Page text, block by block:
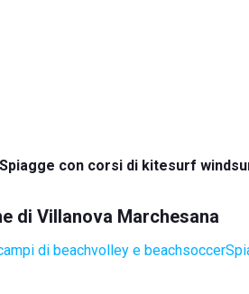
Spiagge con corsi di kitesurf
di Villanova Marchesana
di beachvolley e beachsoccer